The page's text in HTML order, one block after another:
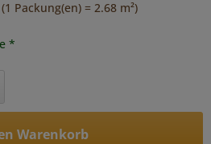
Packung(en) = 2.68 m²)
*
Warenkorb